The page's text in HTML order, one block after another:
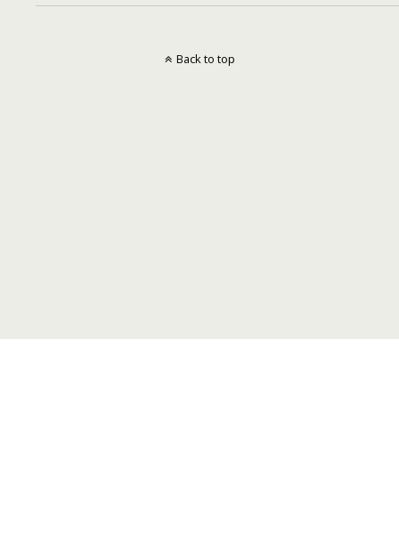
Back to top